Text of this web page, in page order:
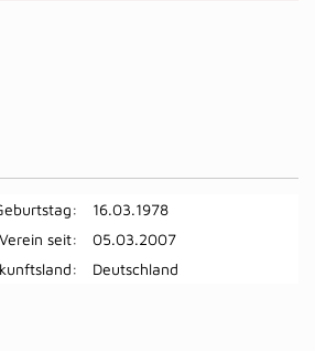
16.03.1978
seit:
05.03.2007
Deutschland